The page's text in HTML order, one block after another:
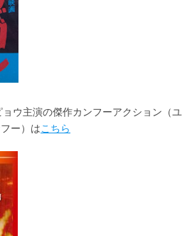
ウ主演の傑作カンフーアクション（ユ
ー）はこちら